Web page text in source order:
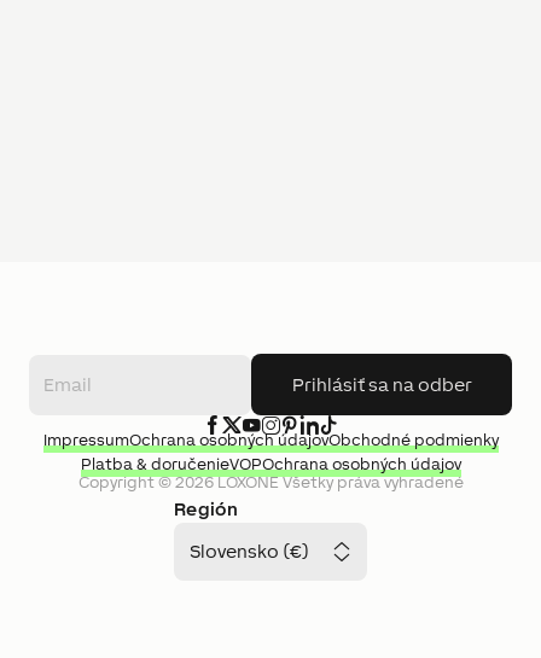
Prihlásiť sa na odber
Región
Slovensko (€)
Copyright ©2026LOXONEVšetky práva vyhradené
ImpressumOchrana osobných údajovObchodné podmienky
Platba & doručenieVOPOchrana osobných údajov